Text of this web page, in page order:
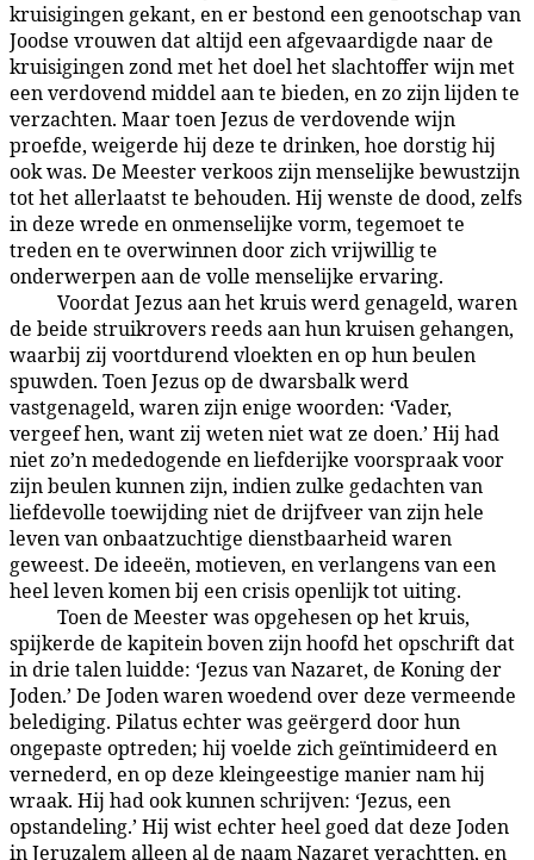
kruisigingen gekant, en er bestond een genootschap van
Joodse vrouwen dat altijd een afgevaardigde naar de
kruisigingen zond met het doel het slachtoffer wijn met
een verdovend middel aan te bieden, en zo zijn lijden te
verzachten. Maar toen Jezus de verdovende wijn
proefde, weigerde hij deze te drinken, hoe dorstig hij
ook was. De Meester verkoos zijn menselijke bewustzijn
tot het allerlaatst te behouden. Hij wenste de dood, zelfs
in deze wrede en onmenselijke vorm, tegemoet te
treden en te overwinnen door zich vrijwillig te
onderwerpen aan de volle menselijke ervaring.
Voordat Jezus aan het kruis werd genageld, waren
de beide struikrovers reeds aan hun kruisen gehangen,
waarbij zij voortdurend vloekten en op hun beulen
spuwden. Toen Jezus op de dwarsbalk werd
vastgenageld, waren zijn enige woorden: ‘Vader,
vergeef hen, want zij weten niet wat ze doen.’ Hij had
niet zo’n mededogende en liefderijke voorspraak voor
zijn beulen kunnen zijn, indien zulke gedachten van
liefdevolle toewijding niet de drijfveer van zijn hele
leven van onbaatzuchtige dienstbaarheid waren
geweest. De ideeën, motieven, en verlangens van een
heel leven komen bij een crisis openlijk tot uiting.
187:2.5Toen de Meester was opgehesen op het kruis,
spijkerde de kapitein boven zijn hoofd het opschrift dat
in drie talen luidde: ‘Jezus van Nazaret, de Koning der
Joden.’ De Joden waren woedend over deze vermeende
belediging. Pilatus echter was geërgerd door hun
ongepaste optreden; hij voelde zich geïntimideerd en
vernederd, en op deze kleingeestige manier nam hij
wraak. Hij had ook kunnen schrijven: ‘Jezus, een
opstandeling.’ Hij wist echter heel goed dat deze Joden
in Jeruzalem alleen al de naam Nazaret verachtten, en